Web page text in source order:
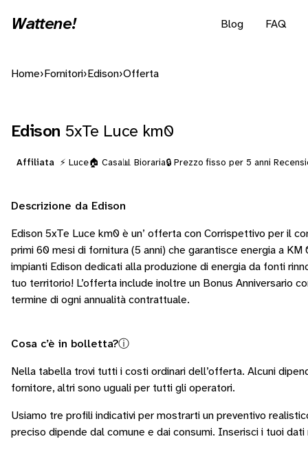
Wattene! Blog FAQ
Home› Fornitori› Edison›Offerta
Edison 5xTe Luce km0
Affiliata ⚡ Luce🏠 Casa📊 Bioraria🔒 Prezzo fisso per 5 anni
Descrizione da Edison
Edison 5xTe Luce km0 è un’ offerta con Corrispettivo per il
primi 60 mesi di fornitura (5 anni) che garantisce energia a KM
impianti Edison dedicati alla produzione di energia da fonti
tuo territorio! L’offerta include inoltre un Bonus Anniversario
termine di ogni annualità contrattuale.
Cosa c’è in bolletta?ⓘ
Nella tabella trovi tutti i costi ordinari dell’offerta. Alcuni
fornitore, altri sono uguali per tutti gli operatori.
Usiamo tre profili indicativi per mostrarti un preventivo
preciso dipende dal comune e dai consumi. Inserisci i tuoi